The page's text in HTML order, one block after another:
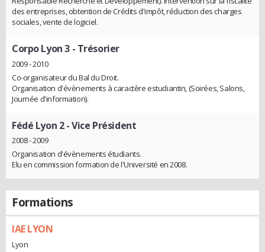
des entreprises, obtention de Crédits d'impôt, réduction des charges
sociales, vente de logiciel.
Corpo Lyon 3- Trésorier
2009 - 2010
Co-organisateur du Bal du Droit.
Organisation d'évènements à caractère estudiantin, (Soirées, Salons,
Journée d'information).
Fédé Lyon 2- Vice Président
2008 - 2009
Organisation d'évènements étudiants.
Elu en commission formation de l'Université en 2008.
Formations
IAE LYON
Lyon